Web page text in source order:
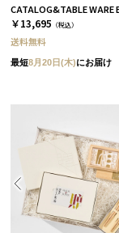
￥13,695 （税込）
送料無料
最短8月20日(木)にお届け